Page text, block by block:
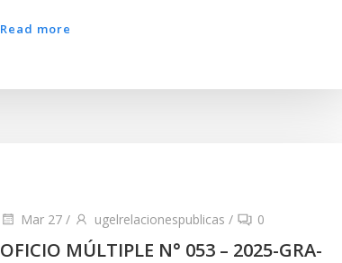
Read more
Mar 27 / ugelrelacionespublicas / 0
OFICIO MÚLTIPLE N° 053 – 2025-GRA-